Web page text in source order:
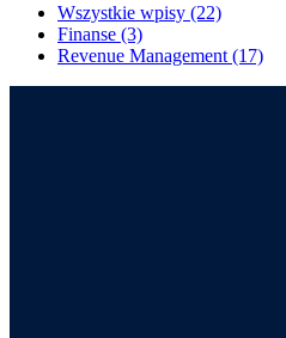
Wszystkie wpisy (22)
Finanse (3)
Revenue Management (17)